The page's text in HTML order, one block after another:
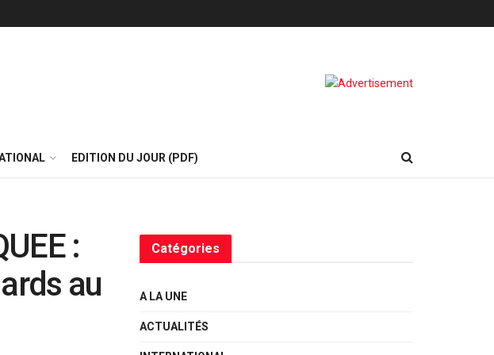
EDITION DU JOUR (PDF)
:
au
Catégories
A LA UNE
ACTUALITÉS